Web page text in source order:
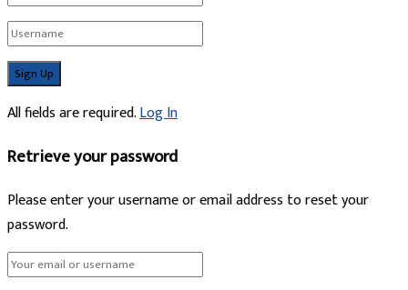
All fields are required.Log In
Retrieve your password
Please enter your username or email address to reset your
password.